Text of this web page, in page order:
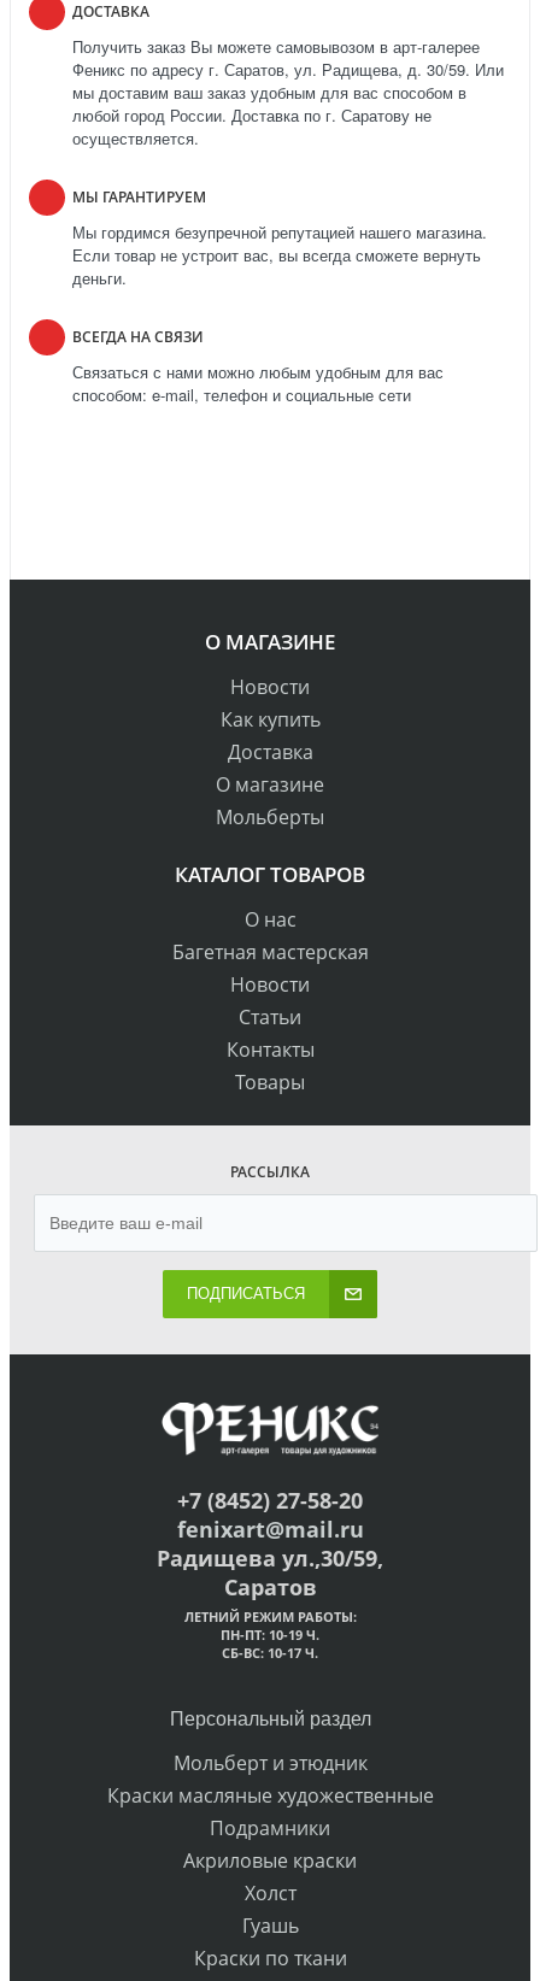
ДОСТАВКА
Получить заказ Вы можете самовывозом в арт-галерее
Феникс по адресу г. Саратов, ул. Радищева, д. 30/59. Или
мы доставим ваш заказ удобным для вас способом в
любой город России. Доставка по г. Саратову не
осуществляется.
МЫ ГАРАНТИРУЕМ
Мы гордимся безупречной репутацией нашего магазина.
Если товар не устроит вас, вы всегда сможете вернуть
деньги.
ВСЕГДА НА СВЯЗИ
Связаться с нами можно любым удобным для вас
способом: e-mail, телефон и социальные сети
О МАГАЗИНЕ
Новости
Как купить
Доставка
О магазине
Мольберты
КАТАЛОГ ТОВАРОВ
О нас
Багетная мастерская
Новости
Статьи
Контакты
Товары
РАССЫЛКА
ПОДПИСАТЬСЯ
+7 (8452) 27-58-20
fenixart@mail.ru
Радищева ул.,30/59,
Саратов
ЛЕТНИЙ РЕЖИМ РАБОТЫ:
ПН-ПТ: 10-19 Ч.
СБ-ВС: 10-17 Ч.
Персональный раздел
Мольберт и этюдник
Краски масляные художественные
Подрамники
Акриловые краски
Холст
Гуашь
Краски по ткани